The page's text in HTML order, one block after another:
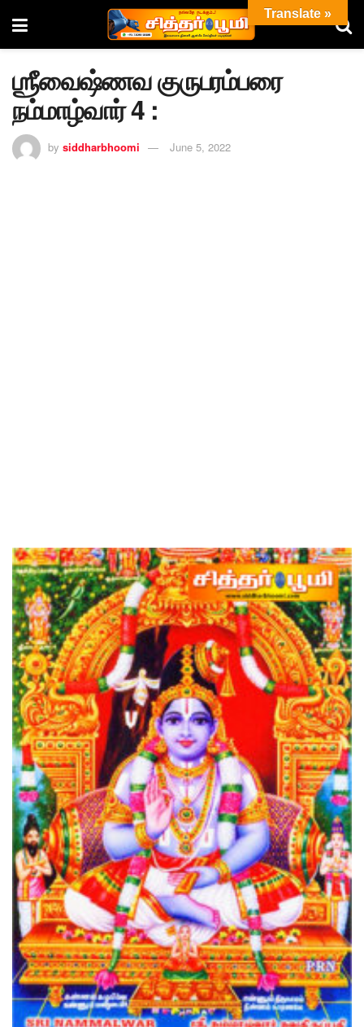
ஶ்ரீவைஷ்ணவ குருபரம்பரை
நம்மாழ்வார் 4 :
by siddharbhoomi June 5, 2022
Translate »